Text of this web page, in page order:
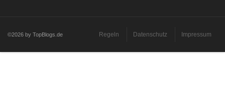
©2026 by TopBlogs.de Regeln Datenschutz Impressum